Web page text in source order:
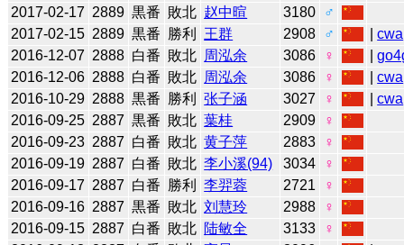
2017-02-17 2889 黒番 敗北 赵中暄 3180
♂
2017-02-15 2889 黒番 勝利 王群 2908 ♂ |cwa
2016-12-07 2888 白番 敗北 周泓余 3086 ♀ |
2016-12-06 2888 白番 敗北 周泓余 3086 ♀ |cwa
2016-10-29 2888 黒番 勝利 张子涵 3027 ♀ |cwa
2016-09-25 2887 黒番 敗北 葉桂 2909
♀
2016-09-23 2887 白番 敗北 黄子萍 2883
♀
2016-09-19 2887 白番 敗北 李小溪(94) 3034
♀
2016-09-17 2887 白番 勝利 李羿蓉 2721
♀
2016-09-16 2887 黒番 敗北 刘慧玲 2988
♀
2016-09-15 2887 白番 敗北 陆敏全 3133
♀